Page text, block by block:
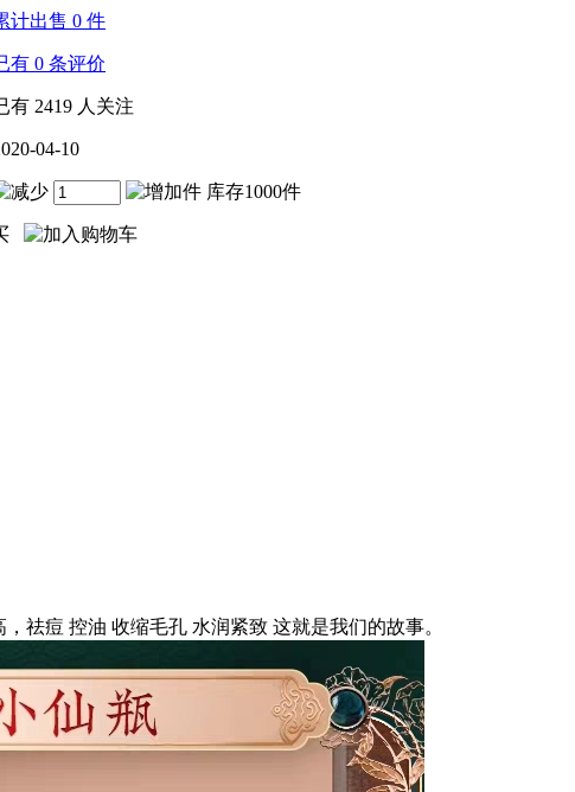
计出售 0 件
有 0 条评价
有 2419 人关注
04-10
件 库存1000件
祛痘 控油 收缩毛孔 水润紧致 这就是我们的故事。